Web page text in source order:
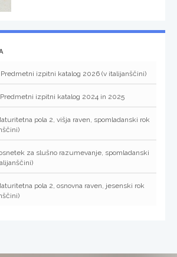
Predmetni izpitni katalog 2026 (v italijanščini)
izpitni katalog 2024 in 2025
pola 2, višja raven, spomladanski rok
za slušno razumevanje, spomladanski
pola 2, osnovna raven, jesenski rok